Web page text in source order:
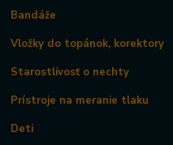
Bandáže
Vložky do topánok, korektory
Starostlivosť o nechty
Prístroje na meranie tlaku
Deti